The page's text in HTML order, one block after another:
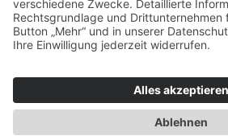
Jetzt Ermittlung starten »
Regional